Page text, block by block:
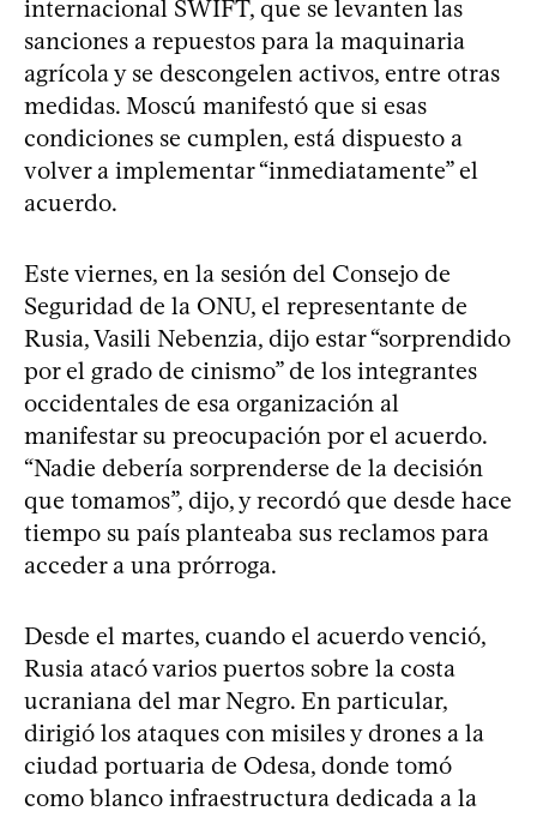
internacional SWIFT, que se levanten las
sanciones a repuestos para la maquinaria
agrícola y se descongelen activos, entre otras
medidas. Moscú manifestó que si esas
condiciones se cumplen, está dispuesto a
volver a implementar “inmediatamente” el
acuerdo.
Este viernes, en la sesión del Consejo de
Seguridad de la ONU, el representante de
Rusia, Vasili Nebenzia, dijo estar “sorprendido
por el grado de cinismo” de los integrantes
occidentales de esa organización al
manifestar su preocupación por el acuerdo.
“Nadie debería sorprenderse de la decisión
que tomamos”, dijo, y recordó que desde hace
tiempo su país planteaba sus reclamos para
acceder a una prórroga.
Desde el martes, cuando el acuerdo venció,
Rusia atacó varios puertos sobre la costa
ucraniana del mar Negro. En particular,
dirigió los ataques con misiles y drones a la
ciudad portuaria de Odesa, donde tomó
como blanco infraestructura dedicada a la